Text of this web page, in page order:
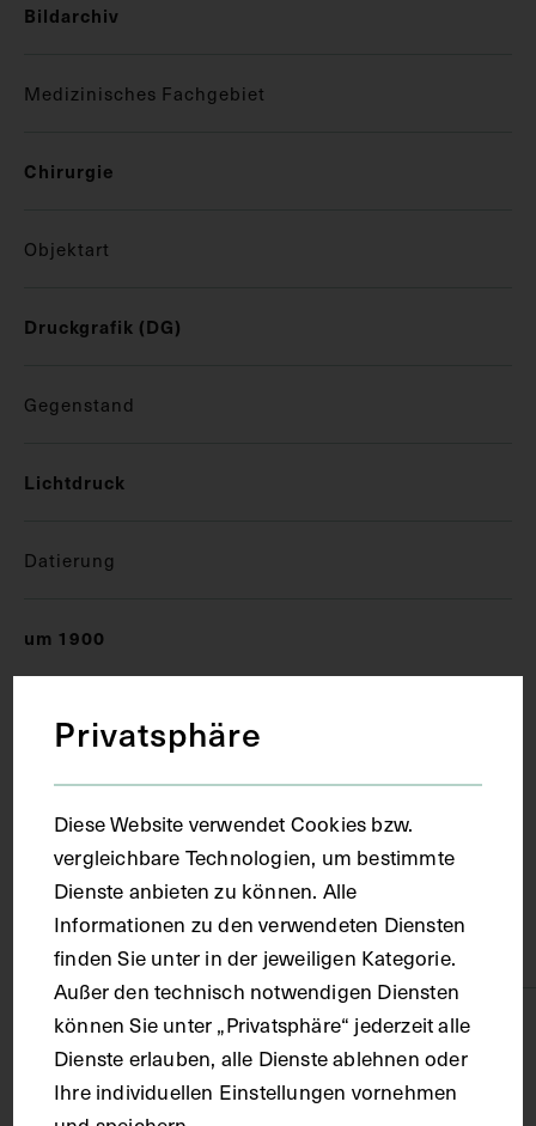
Bildarchiv
Medizinisches Fachgebiet
Chirurgie
Objektart
Druckgrafik (DG)
Gegenstand
Lichtdruck
Datierung
um 1900
Wien
Material
Karton
Technik
Lichtdruck
Privatsphäre
Diese Website verwendet Cookies bzw.
vergleichbare Technologien, um bestimmte
Dienste anbieten zu können. Alle
Informationen zu den verwendeten Diensten
finden Sie unter in der jeweiligen Kategorie.
Außer den technisch notwendigen Diensten
können Sie unter „Privatsphäre“ jederzeit alle
Dienste erlauben, alle Dienste ablehnen oder
Ihre individuellen Einstellungen vornehmen